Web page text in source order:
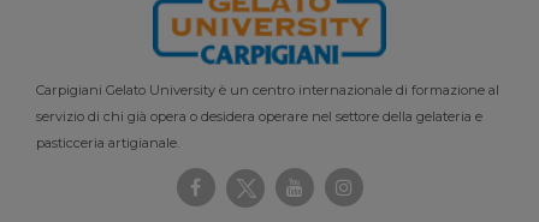
Carpigiani Gelato University è un centro internazionale di formazione al
servizio di chi già opera o desidera operare nel settore della gelateria e
pasticceria artigianale.